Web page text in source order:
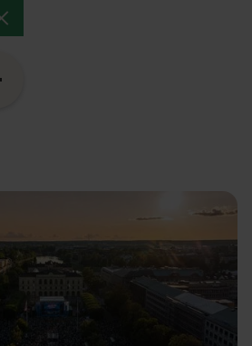
Close Announcement Banner